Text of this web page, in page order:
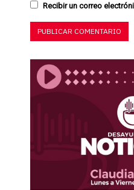
Recibir un correo